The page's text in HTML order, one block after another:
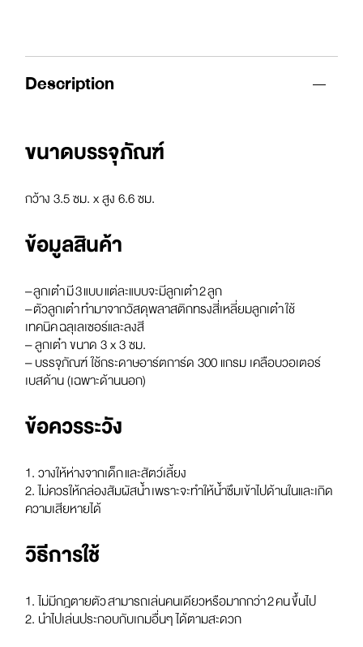
Description
ขนาดบรรจุภัณฑ์
กว้าง 3.5 ซม. x สูง 6.6 ซม.
ข้อมูลสินค้า
– ลูกเต๋า มี 3 แบบ แต่ละแบบจะมีลูกเต๋า 2 ลูก
– ตัวลูกเต๋า ทำมาจากวัสดุพลาสติกทรงสี่เหลี่ยมลูกเต๋า ใช้
เทคนิค ฉลุเลเซอร์และลงสี
– ลูกเต๋า ขนาด 3 x 3 ซม.
– บรรจุภัณฑ์ ใช้กระดาษอาร์ตการ์ด 300 แกรม เคลือบวอเตอร์
เบสด้าน (เฉพาะด้านนอก)
ข้อควรระวัง
1. วางให้ห่างจากเด็ก และสัตว์เลี้ยง
2. ไม่ควรให้กล่องสัมผัสน้ำ เพราะจะทำให้น้ำซึมเข้าไปด้านในและเกิด
ความเสียหายได้
วิธีการใช้
1. ไม่มีกฎตายตัว สามารถเล่นคนเดียวหรือมากกว่า 2 คน ขึ้นไป
2. นำไปเล่นประกอบกับเกมอื่นๆ ได้ตามสะดวก